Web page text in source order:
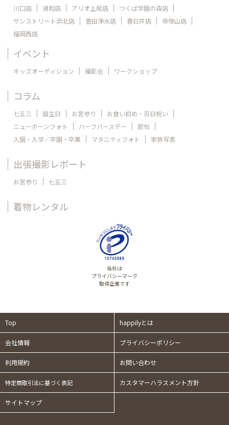
川口店
浦和店 アリオ上尾店
つくば学園の森店
サンストリート浜北店
豊田浄水店 春日井店
帝塚山店
福岡西店
イベント
キッズオーディション 撮影会 ワークショップ
コラム
七五三 誕生日 お宮参り
お食い初め・百日祝い
ニューボーンフォト
ハーフバースデー
節句
入園・入学／卒園・卒業
マタニティフォト 家族写真
出張撮影レポート
お宮参り 七五三
着物レンタル
当社は
プライバシーマーク
取得企業です
Top happilyとは
会社情報 プライバシーポリシー
利用規約 お問い合わせ
特定商取引法に基づく表記 カスタマーハラスメント方針
サイトマップ